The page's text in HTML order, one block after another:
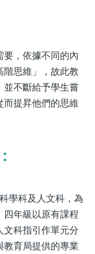
，依據不同的內
思維」，故此教
並不斷給予學生嘗
提昇他們的思維
學科及人文科，為
年級以原有課程
科指引作單元分
育局提供的專業